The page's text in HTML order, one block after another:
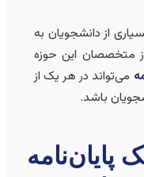
دانشجویان به
این حوزه
در هر یک از
باشد.